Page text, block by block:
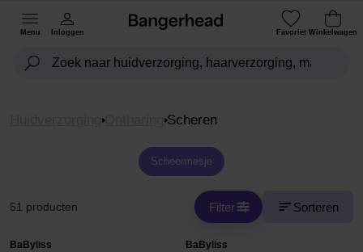
Menu Inloggen Favoriet Winkelwagen
Ontharing Scheren
Scheermesje
51 producten Filter Sorteren
BaByliss BaByliss